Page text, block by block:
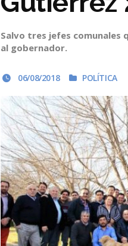
Salvo tres jefes comunales
al gobernador.
06/08/2018 POLÍTICA